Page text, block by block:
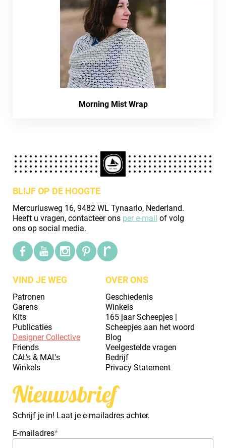
Morning Mist Wrap
BLIJF OP DE HOOGTE
Mercuriusweg 16, 9482 WL Tynaarlo, Nederland.
Heeft u vragen, contacteer ons per e-mail of volg
ons op social media.
VIND JE WEG
Patronen
Garens
Kits
Publicaties
Designer Collective
Friends
CAL's & MAL's
Winkels
OVER ONS
Geschiedenis
Winkels
165 jaar Scheepjes |
Scheepjes aan het woord
Blog
Veelgestelde vragen
Bedrijf
Privacy Statement
Nieuwsbrief
Schrijf je in! Laat je e-mailadres achter.
E-mailadres*